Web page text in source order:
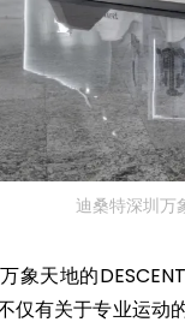
迪桑特深圳万
象天地的
仅有关于专业运动